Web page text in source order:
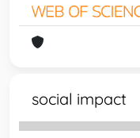
social impact